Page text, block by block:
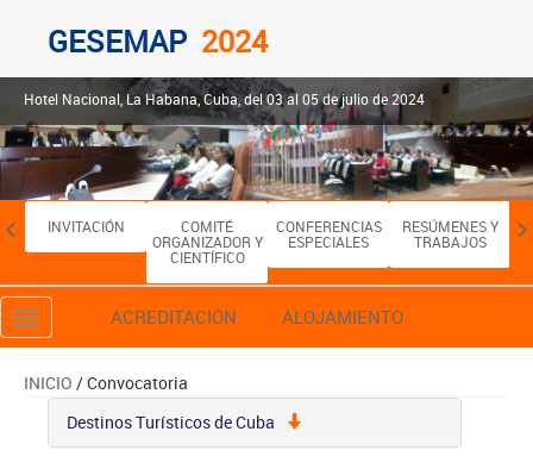
GESEMAP 2024
Hotel Nacional, La Habana, Cuba, del 03 al 05 de julio de 2024
INVITACIÓN
COMITÉ
ORGANIZADOR Y
CIENTÍFICO
CONFERENCIAS
ESPECIALES
RESÚMENES Y
TRABAJOS
Toggle
navigation
ACREDITACIÓN ALOJAMIENTO
INICIO / Convocatoria
Destinos Turísticos de Cuba